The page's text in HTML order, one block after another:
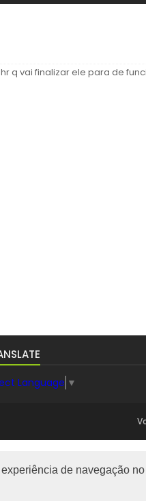
de navegação
q vai finalizar ele para de
Language ▼